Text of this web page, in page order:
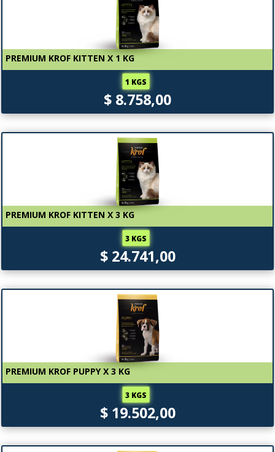
PREMIUM KROF KITTEN X 1 KG
1 KGS
$ 8.758,00
PREMIUM KROF KITTEN X 3 KG
3 KGS
$ 24.741,00
PREMIUM KROF PUPPY X 3 KG
3 KGS
$ 19.502,00